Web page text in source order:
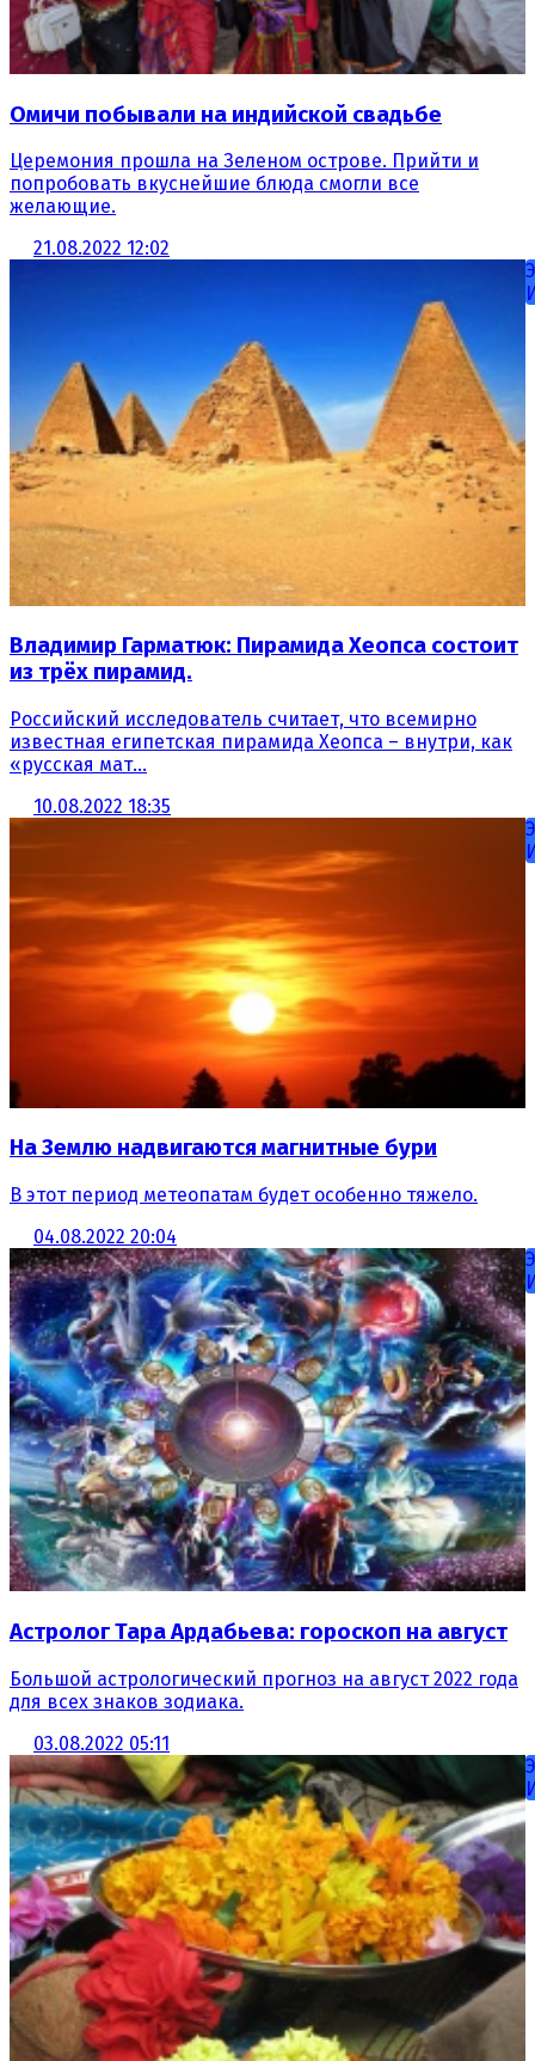
Омичи побывали на индийской свадьбе
Церемония прошла на Зеленом острове. Прийти и
попробовать вкуснейшие блюда смогли все
желающие.
21.08.2022 12:02
Владимир Гарматюк: Пирамида Хеопса состоит
из трёх пирамид.
Российский исследователь считает, что всемирно
известная египетская пирамида Хеопса – внутри, как
«русская мат...
10.08.2022 18:35
На Землю надвигаются магнитные бури
В этот период метеопатам будет особенно тяжело.
04.08.2022 20:04
Астролог Тара Ардабьева: гороскоп на август
Большой астрологический прогноз на август 2022 года
для всех знаков зодиака.
03.08.2022 05:11